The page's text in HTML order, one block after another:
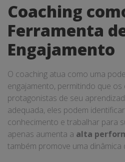
Coaching
Ferramenta
Engajamento
O coaching atua como uma
engajamento, permitindo que
protagonistas de seu
adequada, eles podem
conhecimento e trabalhar para
apenas aumenta a alta
também promove uma dinâmica